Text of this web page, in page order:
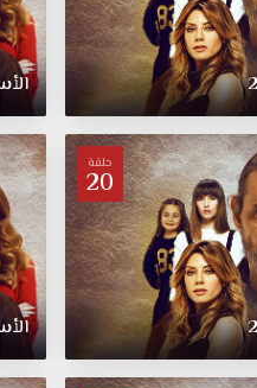
حلقة
20